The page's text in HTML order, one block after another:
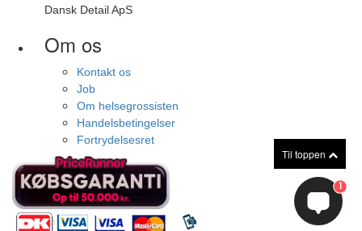
Til toppen
Dansk Detail ApS
Om os
Kontakt os
Job
Om helsegrossisten
Handelsbetingelser
Fortrydelsesret
1